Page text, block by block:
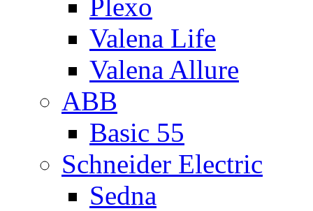
Plexo
Valena Life
Valena Allure
ABB
Basic 55
Schneider Electric
Sedna